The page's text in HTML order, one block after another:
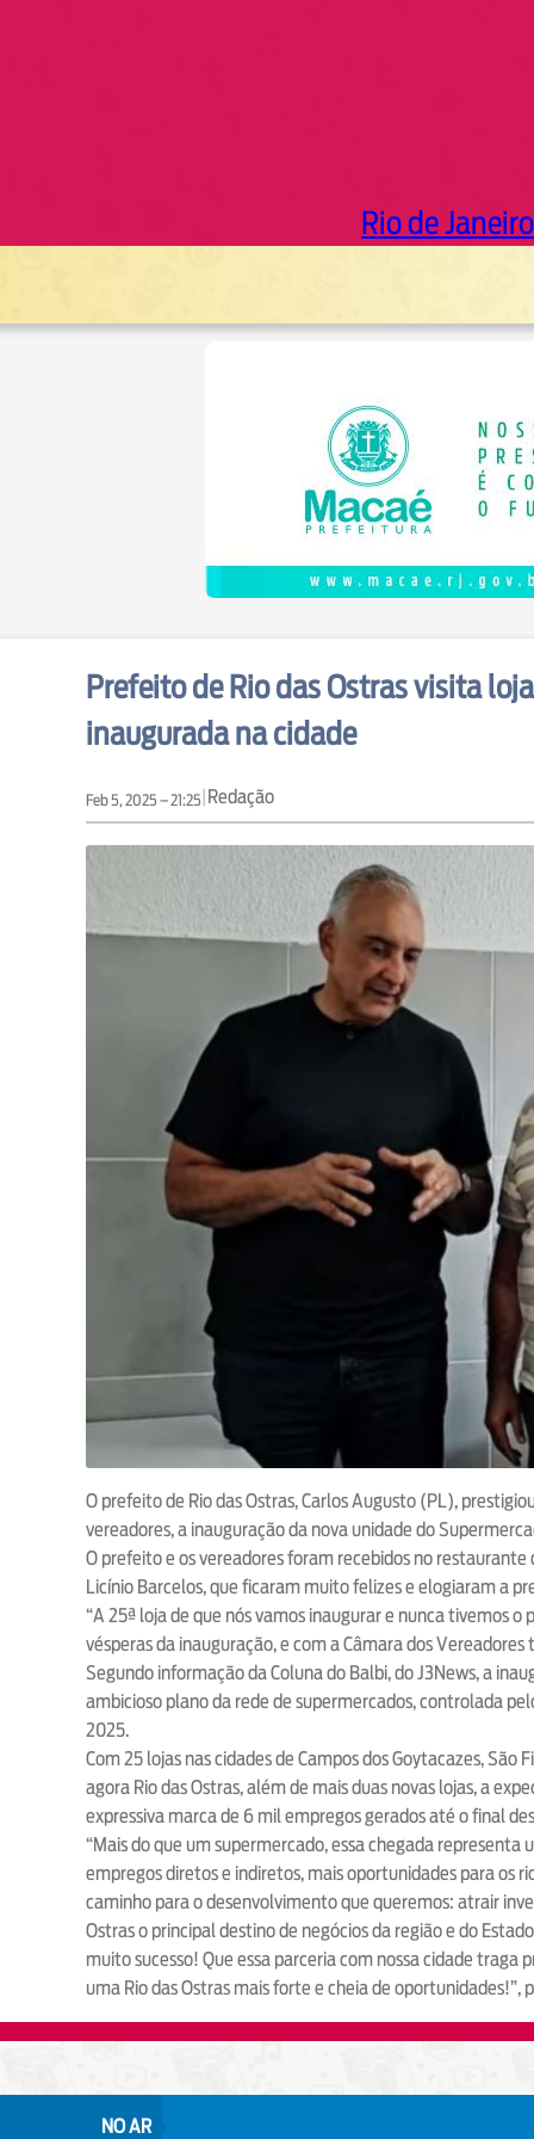
Rio de Janeiro
Prefeito de Rio das Ostras visita
inaugurada na cidade
Feb 5, 2025 – 21:25 |Redação
O prefeito de Rio das Ostras, Carlos Augusto (PL),
vereadores, a inauguração da nova unidade do
O prefeito e os vereadores foram recebidos no
Licínio Barcelos, que ficaram muito felizes e elogiaram a
“A 25ª loja de que nós vamos inaugurar e nunca tivemos
vésperas da inauguração, e com a Câmara dos
Segundo informação da Coluna do Balbi, do J3News, a
ambicioso plano da rede de supermercados, controlada
2025.
Com 25 lojas nas cidades de Campos dos Goytacazes, São
agora Rio das Ostras, além de mais duas novas lojas, a
expressiva marca de 6 mil empregos gerados até o final
“Mais do que um supermercado, essa chegada
empregos diretos e indiretos, mais oportunidades para os
caminho para o desenvolvimento que queremos: atrair
Ostras o principal destino de negócios da região e do
muito sucesso! Que essa parceria com nossa cidade
uma Rio das Ostras mais forte e cheia de oportunidades!”,
NO AR